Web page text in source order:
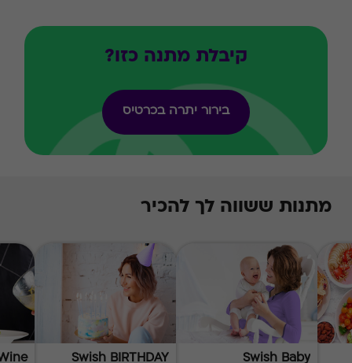
מימוש ההטבה בכפוף לתנאים והגבלות באתר המקור
קיבלת מתנה כזו?
בירור יתרה בכרטיס
מתנות ששווה לך להכיר
Swish Baby
Swish BIRTHDAY